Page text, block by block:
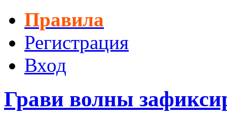
Правила
Регистрация
Вход
Грави волны